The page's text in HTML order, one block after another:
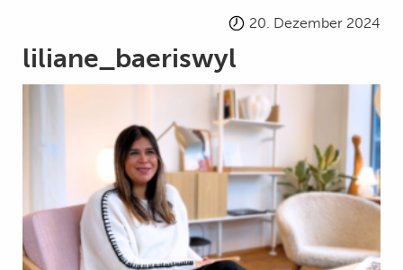
20. Dezember 2024
liliane_baeriswyl